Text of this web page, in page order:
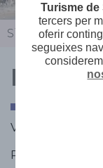
Sitges >
Ruta
Vine a conéixer
Ruta per
Turisme de
tercers per
oferir
segueixes